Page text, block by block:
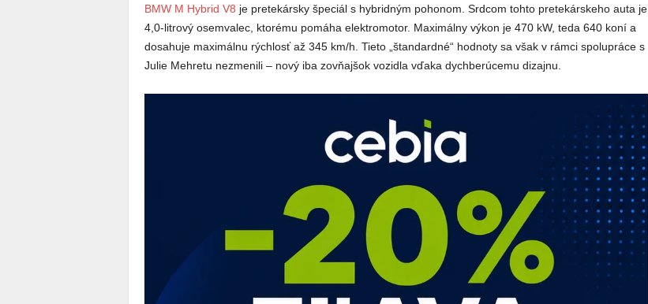
BMW M Hybrid V8 je pretekársky špeciál s hybridným pohonom. Srdcom tohto pretekárskeho auta je
4,0-litrový osemvalec, ktorému pomáha elektromotor. Maximálny výkon je 470 kW, teda 640 koní a
dosahuje maximálnu rýchlosť až 345 km/h. Tieto „štandardné“ hodnoty sa však v rámci spolupráce s
Julie Mehretu nezmenili – nový iba zovňajšok vozidla vďaka dychberúcemu dizajnu.